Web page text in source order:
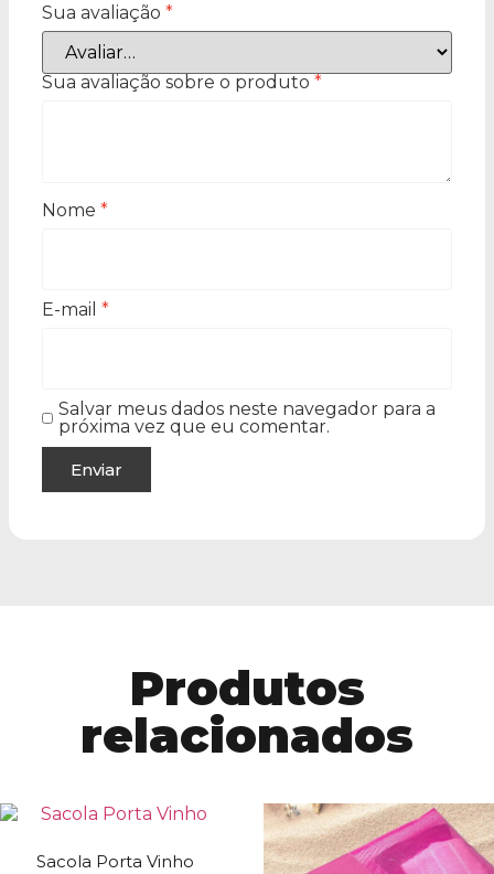
Sua avaliação *
Sua avaliação sobre o produto *
Nome *
E-mail *
Salvar meus dados neste navegador para a
próxima vez que eu comentar.
Produtos
relacionados
Sacola Porta Vinho